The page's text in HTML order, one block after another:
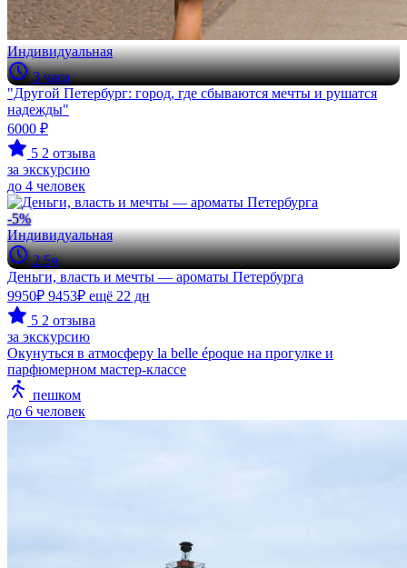
Индивидуальная
3 часа
"Другой Петербург: город, где сбываются мечты и рушатся
надежды"
6000 ₽
5 2 отзыва
за экскурсию
до 4 человек
-5%
Индивидуальная
2.5ч
Деньги, власть и мечты — ароматы Петербурга
9950₽ 9453₽ ещё 22 дн
5 2 отзыва
за экскурсию
Окунуться в атмосферу la belle époque на прогулке и
парфюмерном мастер-классе
пешком
до 6 человек